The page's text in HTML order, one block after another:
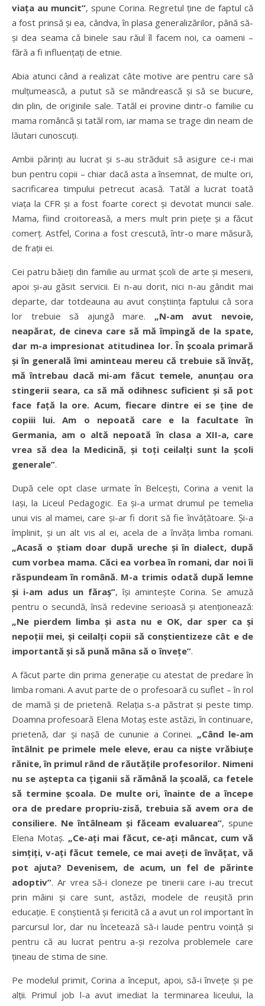
viața au muncit”, spune Corina. Regretul ține de faptul că
a fost prinsă și ea, cândva, în plasa generalizărilor, până să-
și dea seama că binele sau răul îl facem noi, ca oameni –
fără a fi influențați de etnie.
Abia atunci când a realizat câte motive are pentru care să
mulțumească, a putut să se mândrească și să se bucure,
din plin, de originile sale. Tatăl ei provine dintr-o familie cu
mama româncă și tatăl rom, iar mama se trage din neam de
lăutari cunoscuți.
Ambii părinți au lucrat și s-au străduit să asigure ce-i mai
bun pentru copii – chiar dacă asta a însemnat, de multe ori,
sacrificarea timpului petrecut acasă. Tatăl a lucrat toată
viața la CFR și a fost foarte corect și devotat muncii sale.
Mama, fiind croitoreasă, a mers mult prin piețe și a făcut
comerț. Astfel, Corina a fost crescută, într-o mare măsură,
de frații ei.
Cei patru băieți din familie au urmat școli de arte și meserii,
apoi și-au găsit servicii. Ei n-au dorit, nici n-au gândit mai
departe, dar totdeauna au avut conștiința faptului că sora
lor trebuie să ajungă mare. „N-am avut nevoie,
neapărat, de cineva care să mă împingă de la spate,
dar m-a impresionat atitudinea lor. În școala primară
și în generală îmi aminteau mereu că trebuie să învăț,
mă întrebau dacă mi-am făcut temele, anunțau ora
stingerii seara, ca să mă odihnesc suficient și să pot
face față la ore. Acum, fiecare dintre ei se ține de
copiii lui. Am o nepoată care e la facultate în
Germania, am o altă nepoată în clasa a XII-a, care
vrea să dea la Medicină, și toți ceilalți sunt la școli
generale”.
După cele opt clase urmate în Belcești, Corina a venit la
Iași, la Liceul Pedagogic. Ea și-a urmat drumul pe temelia
unui vis al mamei, care și-ar fi dorit să fie învățătoare. Și-a
împlinit, și un alt vis al ei, acela de a învăța limba romani.
„Acasă o știam doar după ureche și în dialect, după
cum vorbea mama. Căci ea vorbea în romani, dar noi îi
răspundeam în română. M-a trimis odată după lemne
și i-am adus un făraș”, își amintește Corina. Se amuză
pentru o secundă, însă redevine serioasă și atenționează:
„Ne pierdem limba și asta nu e OK, dar sper ca și
nepoții mei, și ceilalți copii să conștientizeze cât e de
importantă și să pună mâna să o învețe”.
A făcut parte din prima generație cu atestat de predare în
limba romani. A avut parte de o profesoară cu suflet – în rol
de mamă și de prietenă. Relația s-a păstrat și peste timp.
Doamna profesoară Elena Motaș este astăzi, în continuare,
prietenă, dar și nașă de cununie a Corinei. „Când le-am
întâlnit pe primele mele eleve, erau ca niște vrăbiuțe
rănite, în primul rând de răutățile profesorilor. Nimeni
nu se aștepta ca țiganii să rămână la școală, ca fetele
să termine școala. De multe ori, înainte de a începe
ora de predare propriu-zisă, trebuia să avem ora de
consiliere. Ne întâlneam și făceam evaluarea”, spune
Elena Motaș. „Ce-ați mai făcut, ce-ați mâncat, cum vă
simțiți, v-ați făcut temele, ce mai aveți de învățat, vă
pot ajuta? Devenisem, de acum, un fel de părinte
adoptiv”. Ar vrea să-i cloneze pe tinerii care i-au trecut
prin mâini și care sunt, astăzi, modele de reușită prin
educație. E conștientă și fericită că a avut un rol important în
parcursul lor, dar nu încetează să-i laude pentru voință și
pentru că au lucrat pentru a-și rezolva problemele care
țineau de stima de sine.
Pe modelul primit, Corina a început, apoi, să-i învețe și pe
alții. Primul job l-a avut imediat la terminarea liceului, la